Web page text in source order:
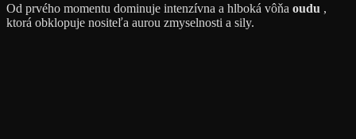
Od prvého momentu dominuje intenzívna a hlboká vôňa oudu ,
ktorá obklopuje nositeľa aurou zmyselnosti a sily.